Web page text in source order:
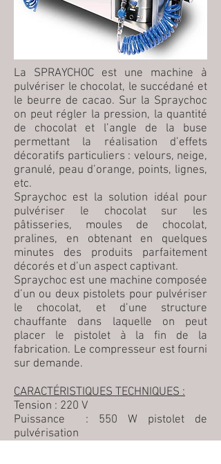
La SPRAYCHOC est une machine à
pulvériser le chocolat, le succédané et
le beurre de cacao. Sur la Spraychoc
on peut régler la pression, la quantité
de chocolat et l’angle de la buse
permettant la réalisation d’effets
décoratifs particuliers : velours, neige,
granulé, peau d’orange, points, lignes,
etc.
Spraychoc est la solution idéal pour
pulvériser le chocolat sur les
pâtisseries, moules de chocolat,
pralines, en obtenant en quelques
minutes des produits parfaitement
décorés et d’un aspect captivant.
Spraychoc est une machine composée
d’un ou deux pistolets pour pulvériser
le chocolat, et d’une structure
chauffante dans laquelle on peut
placer le pistolet à la fin de la
fabrication. Le compresseur est fourni
sur demande.
CARACTÉRISTIQUES TECHNIQUES :
Tension : 220 V
Puissance : 550 W pistolet de
pulvérisation